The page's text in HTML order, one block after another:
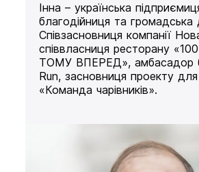
Інна – українська
благодійниця та громадська
Співзасновниця компанії
співвласниця ресторану
ТОМУ ВПЕРЕД», амбасадор
Run, засновниця проекту для
«Команда чарівників».